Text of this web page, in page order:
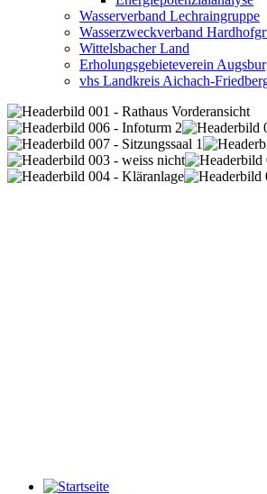
Wasserverband Lechraingruppe
Wasserzweckverband
Wittelsbacher Land
Erholungsgebieteverein
vhs Landkreis Aichach-